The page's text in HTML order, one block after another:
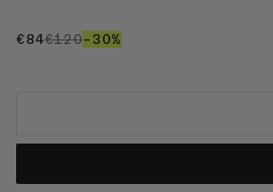
€84€84
€120€120
–30%